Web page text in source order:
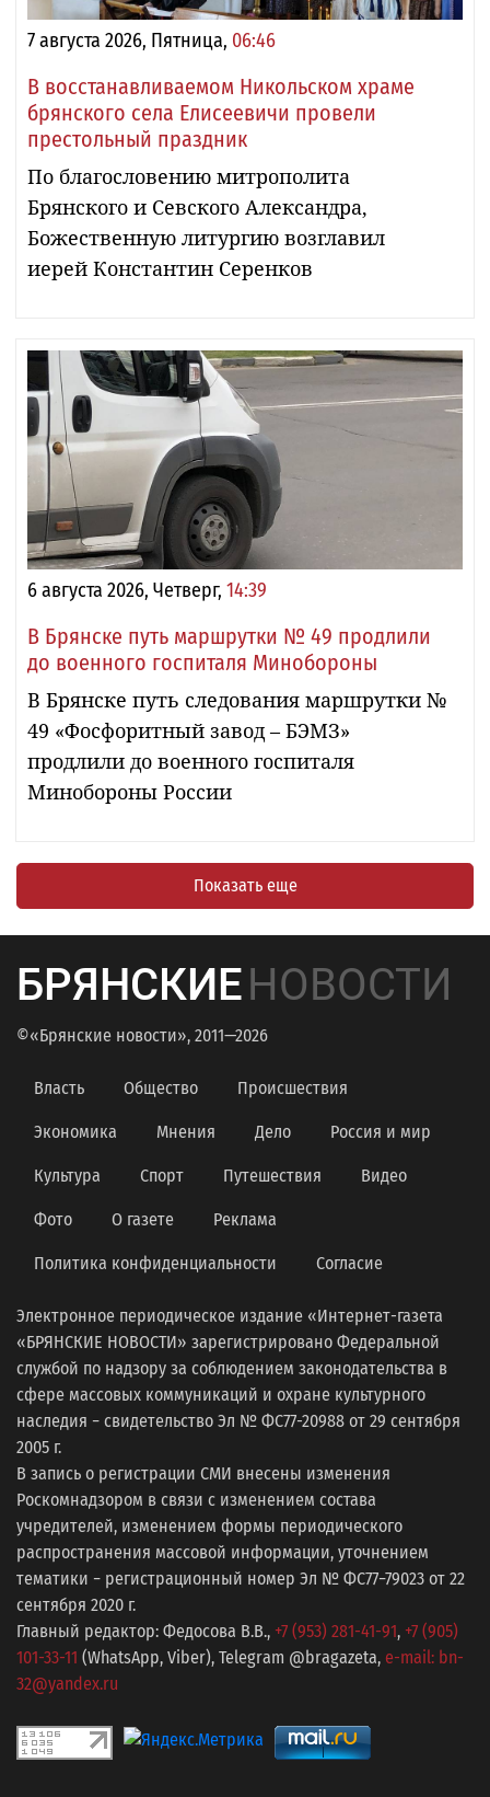
7 августа 2026, Пятница, 06:46
В восстанавливаемом Никольском храме
брянского села Елисеевичи провели
престольный праздник
По благословению митрополита
Брянского и Севского Александра,
Божественную литургию возглавил
иерей Константин Серенков
6 августа 2026, Четверг, 14:39
В Брянске путь маршрутки № 49 продлили
до военного госпиталя Минобороны
В Брянске путь следования маршрутки №
49 «Фосфоритный завод – БЭМЗ»
продлили до военного госпиталя
Минобороны России
Показать еще
БРЯНСКИЕНОВОСТИ
©«Брянские новости», 2011—2026
Власть Общество Происшествия
Экономика Мнения Дело Россия и мир
Культура Спорт Путешествия Видео
Фото О газете Реклама
Политика конфиденциальности Согласие
Электронное периодическое издание «Интернет-газета
«БРЯНСКИЕ НОВОСТИ» зарегистрировано Федеральной
службой по надзору за соблюдением законодательства в
сфере массовых коммуникаций и охране культурного
наследия − свидетельство Эл № ФС77-20988 от 29 сентября
2005 г.
В запись о регистрации СМИ внесены изменения
Роскомнадзором в связи с изменением состава
учредителей, изменением формы периодического
распространения массовой информации, уточнением
тематики − регистрационный номер Эл № ФС77−79023 от 22
сентября 2020 г.
Главный редактор: Федосова В.В., +7 (953) 281-41-91, +7 (905)
101-33-11 (WhatsApp, Viber), Telegram @bragazeta, e-mail: bn-
32@yandex.ru